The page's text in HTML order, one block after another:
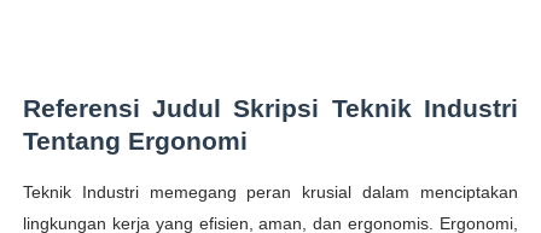
Referensi Judul Skripsi Teknik Industri
Tentang Ergonomi
Teknik Industri memegang peran krusial dalam menciptakan
lingkungan kerja yang efisien, aman, dan ergonomis. Ergonomi,